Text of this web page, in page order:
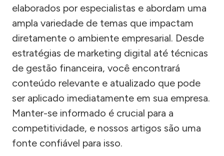
elaborados por especialistas e abordam uma
ampla variedade de temas que impactam
diretamente o ambiente empresarial. Desde
estratégias de marketing digital até técnicas
de gestão financeira, você encontrará
conteúdo relevante e atualizado que pode
ser aplicado imediatamente em sua empresa.
Manter-se informado é crucial para a
competitividade, e nossos artigos são uma
fonte confiável para isso.